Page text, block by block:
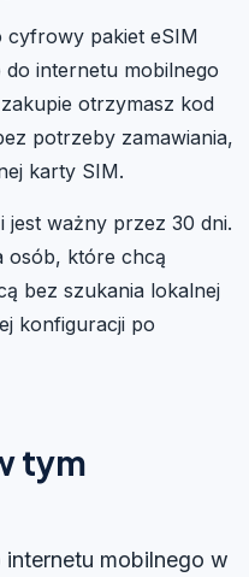
cyfrowy pakiet eSIM
internetu mobilnego
otrzymasz kod
potrzeby zamawiania,
karty SIM.
jest ważny przez 30 dni.
osób, które chcą
bez szukania lokalnej
konfiguracji po
tym
mobilnego w